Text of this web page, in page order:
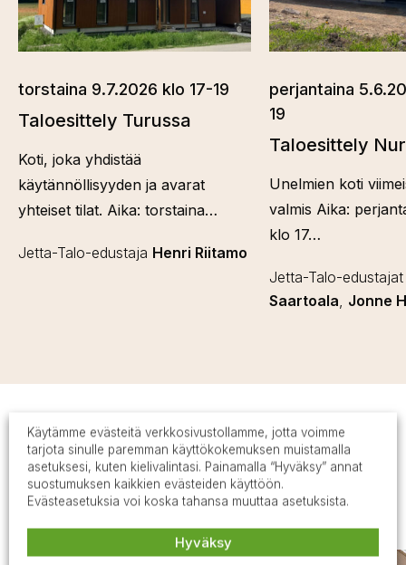
torstaina 9.7.2026 klo 17-19
Taloesittely Turussa
Koti, joka yhdistää
käytännöllisyyden ja avarat
yhteiset tilat. Aika: torstaina…
Jetta-Talo-edustaja Henri Riitamo
perjantaina
19
Taloesittely
Unelmien koti
valmis Aika:
klo 17…
Jetta-Talo-
Saartoala Jonne
Inspiroidu toteutuneista
Jetta-kodeista
Kaikki referenssit
Käytämme evästeitä verkkosivustollamme, jotta voimme
tarjota sinulle paremman käyttökokemuksen muistamalla
asetuksesi, kuten kielivalintasi. Painamalla “Hyväksy” annat
suostumuksen kaikkien evästeiden käyttöön.
Evästeasetuksia voi koska tahansa muuttaa asetuksista.
Hyväksy